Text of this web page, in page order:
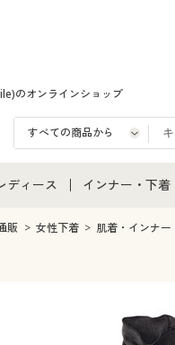
のオンラインショップ
ディース
ディース通販すべて
インナー・下着
インナー・下
メンズ下着
販 女性下着 肌着・インナー